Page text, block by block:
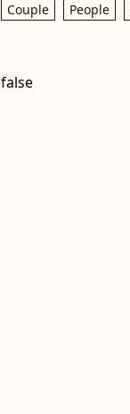
Couple People
false